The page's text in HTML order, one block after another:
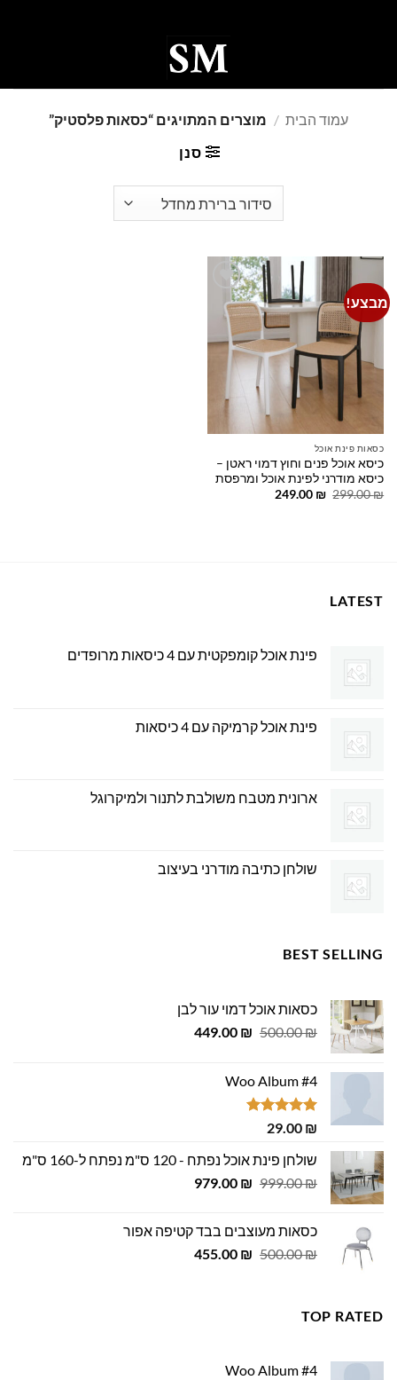
עמוד הבית / מוצרים המתויגים “כסאות פלסטיק”
סנן
מבצע!
Add to
wishlist
כסאות פינת אוכל
כיסא אוכל פנים וחוץ דמוי ראטן –
כיסא מודרני לפינת אוכל ומרפסת
299.00₪
המחיר
249.00 ₪
המחיר
LATEST
פינת אוכל קומפקטית עם 4 כיסאות מרופדים
פינת אוכל קרמיקה עם 4 כיסאות
ארונית מטבח משולבת לתנור ולמיקרוגל
שולחן כתיבה מודרני בעיצוב
BEST SELLING
כסאות אוכל דמוי עור לבן
500.00₪
המחיר
500.00 ₪.
449.00 ₪
המחיר
Woo Album #4
דורג5.00
29.00 ₪
שולחן פינת אוכל נפתח - 120 ס"מ נפתח ל-160 ס"מ
999.00₪
המחיר
999.00 ₪.
979.00 ₪
המחיר
979.00 ₪.
כסאות מעוצבים בבד קטיפה אפור
500.00₪
המחיר
455.00 ₪
המחיר
TOP RATED
Woo Album #4